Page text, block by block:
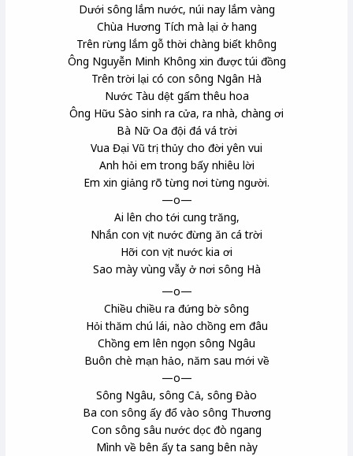
Dưới sông lắm nước, núi nay lắm vàng
Chùa Hương Tích mà lại ở hang
Trên rừng lắm gỗ thời chàng biết không
Ông Nguyễn Minh Không xin được túi đồng
Trên trời lại có con sông Ngân Hà
Nước Tàu dệt gấm thêu hoa
Ông Hữu Sào sinh ra cửa, ra nhà, chàng ơi
Bà Nữ Oa đội đá vá trời
Vua Đại Vũ trị thủy cho đời yên vui
Anh hỏi em trong bấy nhiêu lời
Em xin giảng rõ từng nơi từng người.
—o—
Ai lên cho tới cung trăng,
Nhắn con vịt nước đừng ăn cá trời
Hỡi con vịt nước kia ơi
Sao mày vùng vẫy ở nơi sông Hà
—o—
Chiều chiều ra đứng bờ sông
Hỏi thăm chú lái, nào chồng em đâu
Chồng em lên ngọn sông Ngâu
Buôn chè mạn hảo, năm sau mới về
—o—
Sông Ngâu, sông Cả, sông Đào
Ba con sông ấy đổ vào sông Thương
Con sông sâu nước dọc đò ngang
Mình về bên ấy ta sang bên này